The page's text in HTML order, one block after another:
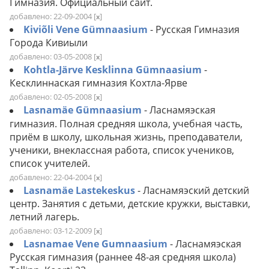
добавлено: 22-09-2004 [x]
Kiviõli Vene Gümnaasium - Русская Гимназия
Города Кивиыли
добавлено: 03-05-2008 [x]
Kohtla-Järve Kesklinna Gümnaasium -
Кесклиннаская гимназия Кохтла-Ярве
добавлено: 02-05-2008 [x]
Lasnamäe Gümnaasium - Ласнамяэская
гимназия. Полная средняя школа, учебная часть,
приём в школу, школьная жизнь, преподаватели,
ученики, внеклассная работа, список учеников,
список учителей.
добавлено: 22-04-2004 [x]
Lasnamäe Lastekeskus- Ласнамяэский детский
центр. Занятия с детьми, детские кружки, выставки,
летний лагерь.
добавлено: 03-12-2009 [x]
Lasnamae Vene Gumnaasium - Ласнамяэская
Русская гимназия (раннее 48-ая средняя школа)